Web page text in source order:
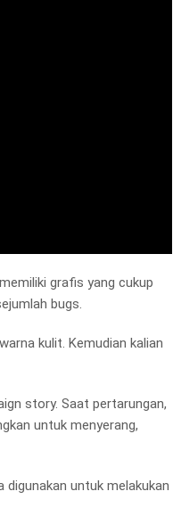
grafis yang cukup
bugs.
kulit. Kemudian kalian
story. Saat pertarungan,
untuk menyerang,
digunakan untuk melakukan